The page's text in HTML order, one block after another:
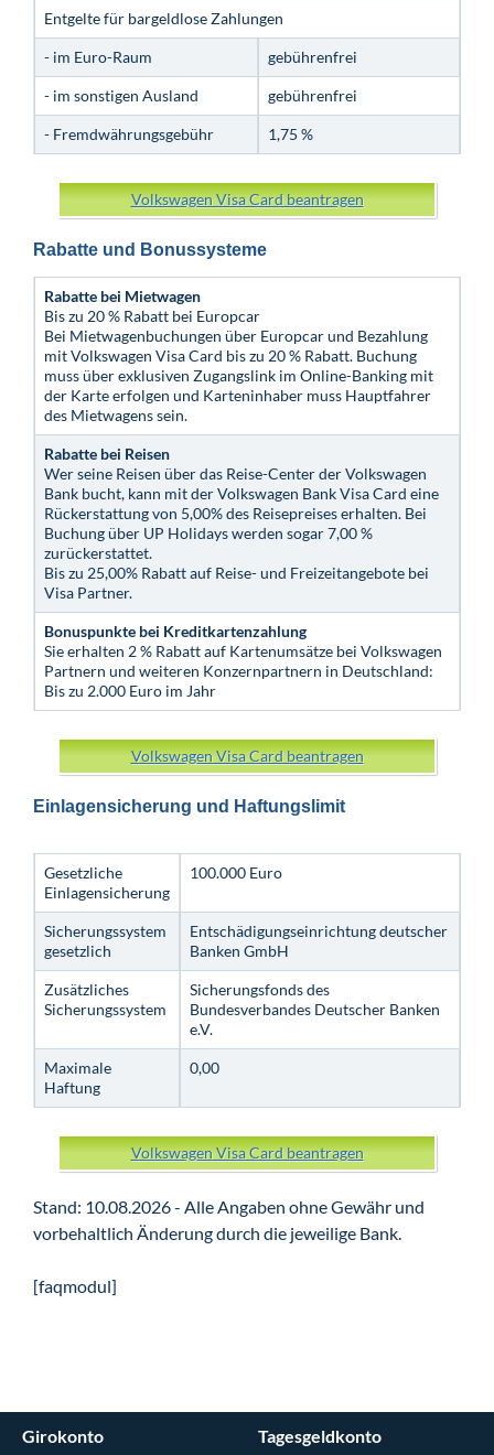
Entgelte für bargeldlose Zahlungen
- im Euro-Raum gebührenfrei
- im sonstigen Ausland gebührenfrei
- Fremdwährungsgebühr 1,75 %
Volkswagen Visa Card beantragen
Rabatte und Bonussysteme
Rabatte bei Mietwagen
Bis zu 20 % Rabatt bei Europcar
Bei Mietwagenbuchungen über Europcar und Bezahlung
mit Volkswagen Visa Card bis zu 20 % Rabatt. Buchung
muss über exklusiven Zugangslink im Online-Banking mit
der Karte erfolgen und Karteninhaber muss Hauptfahrer
des Mietwagens sein.
Rabatte bei Reisen
Wer seine Reisen über das Reise-Center der Volkswagen
Bank bucht, kann mit der Volkswagen Bank Visa Card eine
Rückerstattung von 5,00% des Reisepreises erhalten. Bei
Buchung über UP Holidays werden sogar 7,00 %
zurückerstattet.
Bis zu 25,00% Rabatt auf Reise- und Freizeitangebote bei
Visa Partner.
Bonuspunkte bei Kreditkartenzahlung
Sie erhalten 2 % Rabatt auf Kartenumsätze bei Volkswagen
Partnern und weiteren Konzernpartnern in Deutschland:
Bis zu 2.000 Euro im Jahr
Volkswagen Visa Card beantragen
Einlagensicherung und Haftungslimit
Gesetzliche
Einlagensicherung
100.000 Euro
Sicherungssystem
gesetzlich
Entschädigungseinrichtung deutscher
Banken GmbH
Zusätzliches
Sicherungssystem
Sicherungsfonds des
Bundesverbandes Deutscher Banken
e.V.
Maximale
Haftung
0,00
Volkswagen Visa Card beantragen
Stand: 10.08.2026 - Alle Angaben ohne Gewähr und
vorbehaltlich Änderung durch die jeweilige Bank.
[faqmodul]
Girokonto Tagesgeldkonto